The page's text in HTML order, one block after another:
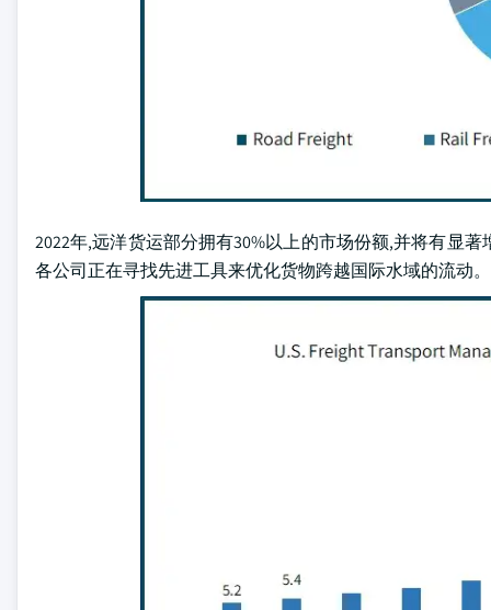
2022年,远洋货运部分拥有30%以上的市场份额,并将有显
各公司正在寻找先进工具来优化货物跨越国际水域的流动